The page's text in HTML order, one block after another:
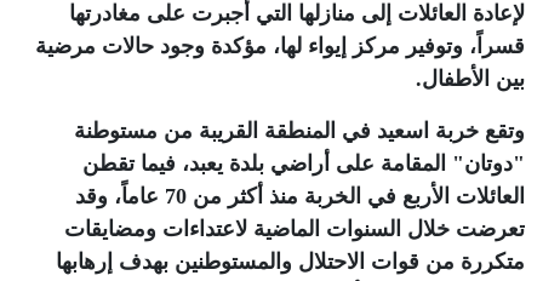
لإعادة العائلات إلى منازلها التي أُجبرت على مغادرتها
قسراً، وتوفير مركز إيواء لها، مؤكدة وجود حالات مرضية
بين الأطفال.
وتقع خربة اسعيد في المنطقة القريبة من مستوطنة
"دوتان" المقامة على أراضي بلدة يعبد، فيما تقطن
العائلات الأربع في الخربة منذ أكثر من 70 عاماً، وقد
تعرضت خلال السنوات الماضية لاعتداءات ومضايقات
متكررة من قوات الاحتلال والمستوطنين بهدف إرهابها